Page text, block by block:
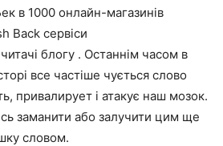
в 1000 онлайн-магазинів
Back сервіси
блогу . Останнім часом в
все частіше чується слово
привалирует і атакує наш мозок.
заманити або залучити цим ще
словом.